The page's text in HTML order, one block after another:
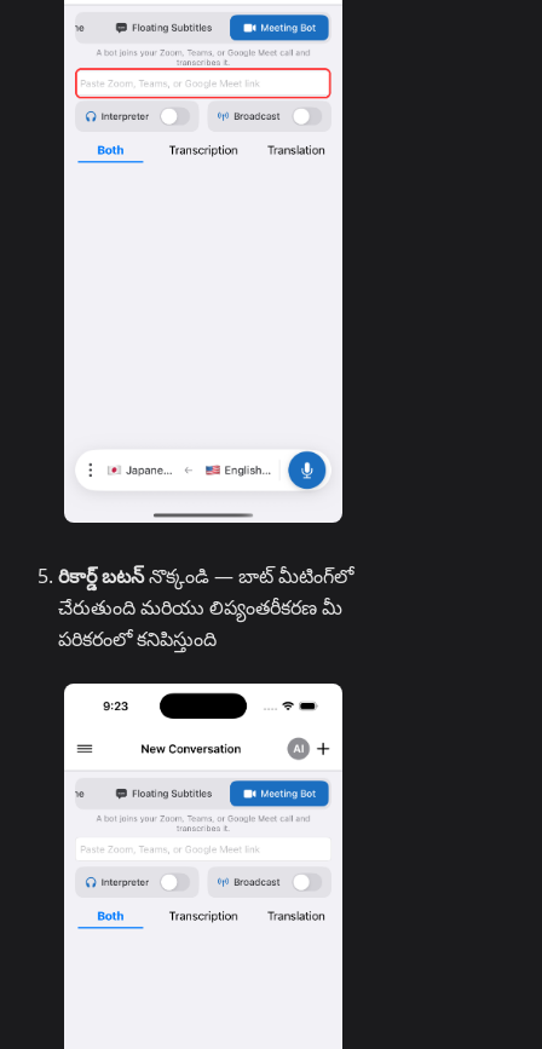
రికార్డ్ బటన్నొక్కండి — బాట్ మీటింగ్‌లో
చేరుతుంది మరియు లిప్యంతరీకరణ మీ
పరికరంలో కనిపిస్తుంది